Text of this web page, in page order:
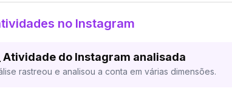
no Instagram
Atividade do Instagram analisada
rastreou e analisou a conta em várias dimensões.